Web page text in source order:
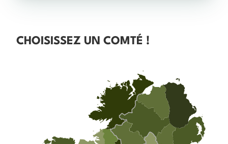
CHOISISSEZ UN COMTÉ !